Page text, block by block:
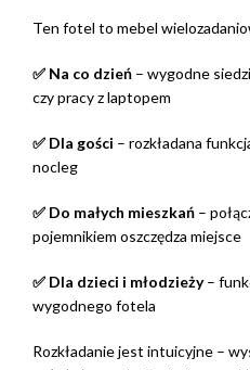
Ten fotel to mebel
✅ Na co dzień – wygodne
czy pracy z laptopem
✅ Dla gości – rozkładana
nocleg
✅ Do małych mieszkań –
pojemnikiem oszczędza miejsce
✅ Dla dzieci i młodzieży–
wygodnego fotela
Rozkładanie jest intuicyjne –